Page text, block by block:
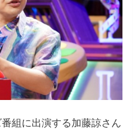
み時代は年収100万円以
える
組に出演する加藤諒さん